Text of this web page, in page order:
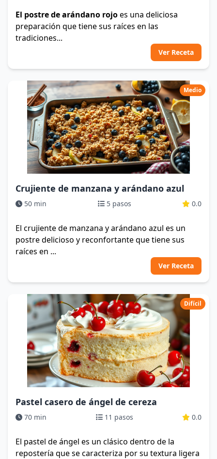
El postre de arándano rojoes una deliciosa
preparación que tiene sus raíces en las
tradiciones...
Ver Receta
Medio
Crujiente de manzana y arándano azul
50 min 5 pasos 0.0
El crujiente de manzana y arándano azul es un
postre delicioso y reconfortante que tiene sus
raíces en ...
Ver Receta
Difícil
Pastel casero de ángel de cereza
70 min 11 pasos 0.0
El pastel de ángel es un clásico dentro de la
repostería que se caracteriza por su textura ligera